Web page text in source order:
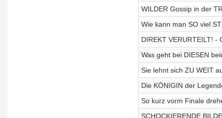
WILDER Gossip in der
Wie kann man SO viel
DIREKT VERURTEILT! -
Was geht bei DIESEN
Sie lehnt sich ZU WEIT
Die KÖNIGIN der
So kurz vorm Finale
SCHOCKIERENDE